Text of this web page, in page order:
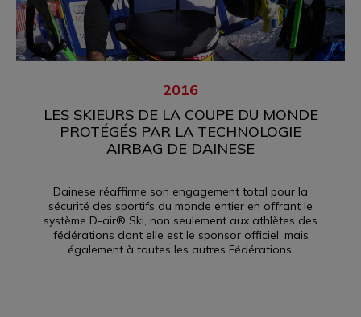
2016
LES SKIEURS DE LA COUPE DU MONDE
PROTÉGÉS PAR LA TECHNOLOGIE
AIRBAG DE DAINESE
Dainese réaffirme son engagement total pour la
sécurité des sportifs du monde entier en offrant le
système D-air® Ski, non seulement aux athlètes des
fédérations dont elle est le sponsor officiel, mais
également à toutes les autres Fédérations.